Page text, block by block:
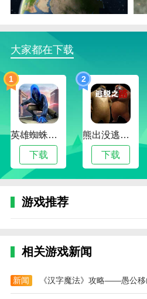
大家都在下载
1
英雄蜘蛛侠绳索格斗城市模拟器
下载
2
熊出没逃脱之路
下载
游戏推荐
相关游戏新闻
新闻 《汉字魔法》攻略——愚公